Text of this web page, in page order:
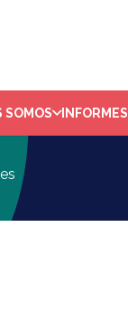
SOMOS INFORMES